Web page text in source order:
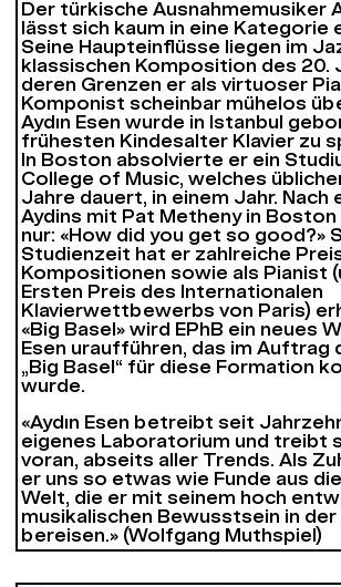
Der türkische Ausnahmemusiker
lässt sich kaum in eine Kategorie
Seine Haupteinflüsse liegen im
klassischen Komposition des 20.
deren Grenzen er als virtuoser
Komponist scheinbar mühelos
Aydın Esen wurde in Istanbul
frühesten Kindesalter Klavier zu
In Boston absolvierte er ein
College of Music, welches
Jahre dauert, in einem Jahr. Nach
Aydins mit Pat Metheny in
nur: «How did you get so good?»
Studienzeit hat er zahlreiche
Kompositionen sowie als Pianist
Ersten Preis des Internationalen
Klavierwettbewerbs von Paris)
«Big Basel» wird EPhB ein neues
Esen uraufführen, das im Auftrag
„Big Basel“ für diese Formation
wurde.
«Aydın Esen betreibt seit
eigenes Laboratorium und treibt
voran, abseits aller Trends. Als
er uns so etwas wie Funde aus
Welt, die er mit seinem hoch
musikalischen Bewusstsein in der
bereisen.» (Wolfgang Muthspiel)